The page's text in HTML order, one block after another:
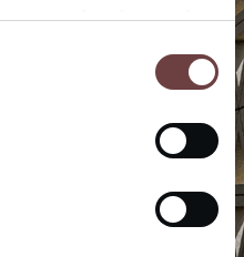
ή τις οποίες